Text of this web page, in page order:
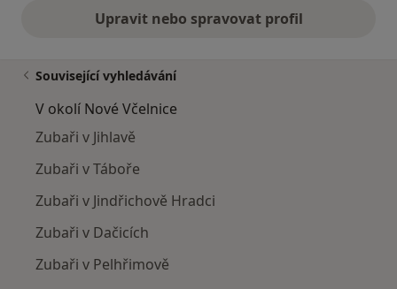
Upravit nebo spravovat profil
Související vyhledávání
V okolí Nové Včelnice
Zubaři v Jihlavě
Zubaři v Táboře
Zubaři v Jindřichově Hradci
Zubaři v Dačicích
Zubaři v Pelhřimově